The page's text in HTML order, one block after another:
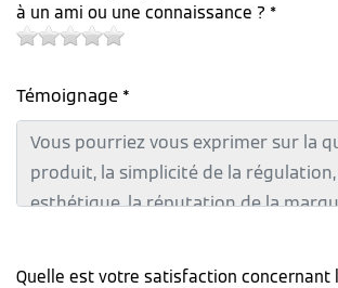
à un ami ou une connaissance ? *
Témoignage *
Quelle est votre satisfaction concernant